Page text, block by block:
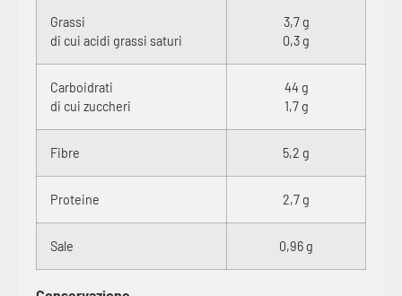
Grassi
di cui acidi grassi saturi
3,7 g
0,3 g
Carboidrati
di cui zuccheri
44 g
1,7 g
Fibre 5,2 g
Proteine 2,7 g
Sale 0,96 g